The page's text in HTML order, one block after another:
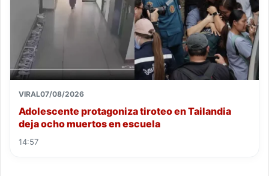
VIRAL07/08/2026
Adolescente protagoniza tiroteo en Tailandia
deja ocho muertos en escuela
14:57